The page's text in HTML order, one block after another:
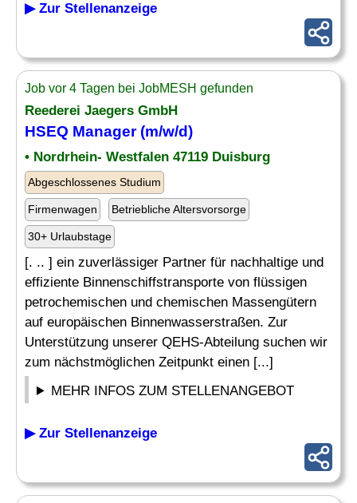
▶ Zur Stellenanzeige
Job vor 4 Tagen bei JobMESH gefunden
Reederei Jaegers GmbH
HSEQ Manager (m/w/d)
• Nordrhein- Westfalen 47119 Duisburg
Abgeschlossenes Studium
Firmenwagen Betriebliche Altersvorsorge
30+ Urlaubstage
[. .. ] ein zuverlässiger Partner für nachhaltige und
effiziente Binnenschiffstransporte von flüssigen
petrochemischen und chemischen Massengütern
auf europäischen Binnenwasserstraßen. Zur
Unterstützung unserer QEHS-Abteilung suchen wir
zum nächstmöglichen Zeitpunkt einen [...]
MEHR INFOS ZUM STELLENANGEBOT
▶ Zur Stellenanzeige